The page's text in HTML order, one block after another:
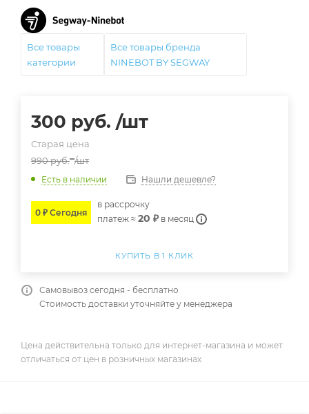
Все товары
категории
Все товары бренда
NINEBOT BY SEGWAY
300 руб. /шт
Старая цена
990руб. /шт
Есть в наличии Нашли дешевле?
0 ₽ Сегодня
в расcрочку
платеж ≈ 20 ₽ в месяц
КУПИТЬ В 1 КЛИК
Самовывоз сегодня - бесплатно
Стоимость доставки уточняйте у менеджера
Цена действительна только для интернет-магазина и может
отличаться от цен в розничных магазинах